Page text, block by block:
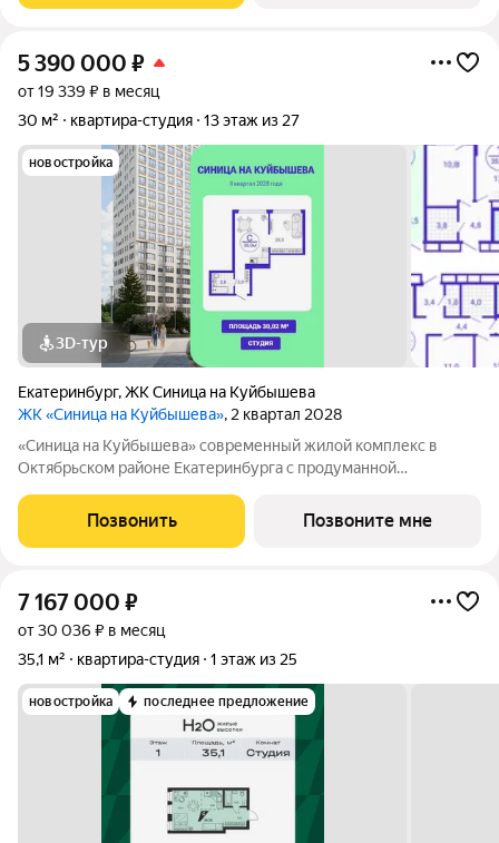
5 390 000 ₽
от 19 339 ₽ в месяц
30 м²
квартира-студия 13 этаж из 27
новостройка
3D-тур
Екатеринбург,ЖК Синица на Куйбышева
ЖК «Синица на Куйбышева», 2 квартал 2028
«Синица на Куйбышева» современный жилой комплекс в
Октябрьском районе Екатеринбурга с продуманной
уровнем комфорта. Это проект для тех, кто ценит качество,
эстетику и функциональность городской
Позвонить Позвоните мне
7 167 000 ₽
от 30 036 ₽ в месяц
35,1 м²
квартира-студия 1 этаж из 25
новостройка последнее предложение